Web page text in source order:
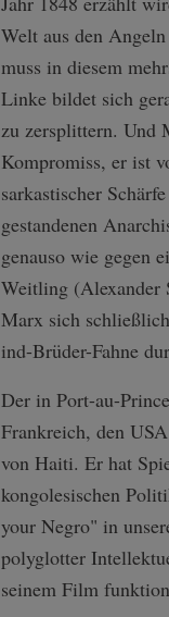
Welt aus den
muss in diesem
Linke bildet sich
zu zersplittern. Und
Kompromiss, er ist
sarkastischer
gestandenen
genauso wie gegen
Weitling (Alexander
Marx sich
ind-Brüder-Fahn­e
Der in Port-au-
Frankreich, den
von Haiti. Er hat
kongolesischen
your Negro" in
polyglotter
seinem Film